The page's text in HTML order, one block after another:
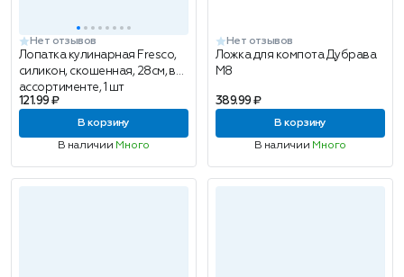
Нет отзывов
Лопатка кулинарная Fresco,
силикон, скошенная, 28см, в
ассортименте, 1 шт
121.99 ₽
В корзину
В наличии Много
Нет отзывов
Ложка для компота Дубрава
М8
389.99 ₽
В корзину
В наличии Много